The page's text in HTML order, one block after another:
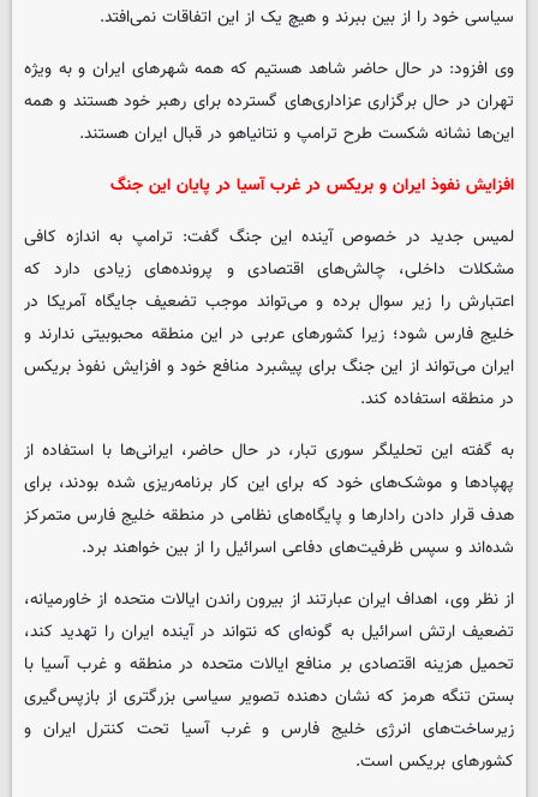
سیاسی خود را از بین ببرند و هیچ یک از این اتفاقات نمی‌افتد.
وی افزود: در حال حاضر شاهد هستیم که همه شهرهای ایران و به ویژه
تهران در حال برگزاری عزاداری‌های گسترده برای رهبر خود هستند و همه
این‌ها نشانه شکست طرح ترامپ و نتانیاهو در قبال ایران هستند.
افزایش نفوذ ایران و بریکس در غرب آسیا در پایان این جنگ
لمیس جدید در خصوص آینده این جنگ گفت: ترامپ به اندازه کافی
مشکلات داخلی، چالش‌های اقتصادی و پرونده‌های زیادی دارد که
اعتبارش را زیر سوال برده و می‌تواند موجب تضعیف جایگاه آمریکا در
خلیج فارس شود؛ زیرا کشورهای عربی در این منطقه محبوبیتی ندارند و
ایران می‌تواند از این جنگ برای پیشبرد منافع خود و افزایش نفوذ بریکس
در منطقه استفاده کند.
به گفته این تحلیلگر سوری تبار، در حال حاضر، ایرانی‌ها با استفاده از
پهپادها و موشک‌های خود که برای این کار برنامه‌ریزی شده بودند، برای
هدف قرار دادن رادارها و پایگاه‌های نظامی در منطقه خلیج فارس متمرکز
شده‌اند و سپس ظرفیت‌های دفاعی اسرائیل را از بین خواهند برد.
از نظر وی، اهداف ایران عبارتند از بیرون راندن ایالات متحده از خاورمیانه،
تضعیف ارتش اسرائیل به گونه‌ای که نتواند در آینده ایران را تهدید کند،
تحمیل هزینه اقتصادی بر منافع ایالات متحده در منطقه و غرب آسیا با
بستن تنگه هرمز که نشان دهنده تصویر سیاسی بزرگتری از بازپس‌گیری
زیرساخت‌های انرژی خلیج فارس و غرب آسیا تحت کنترل ایران و
کشورهای بریکس است.